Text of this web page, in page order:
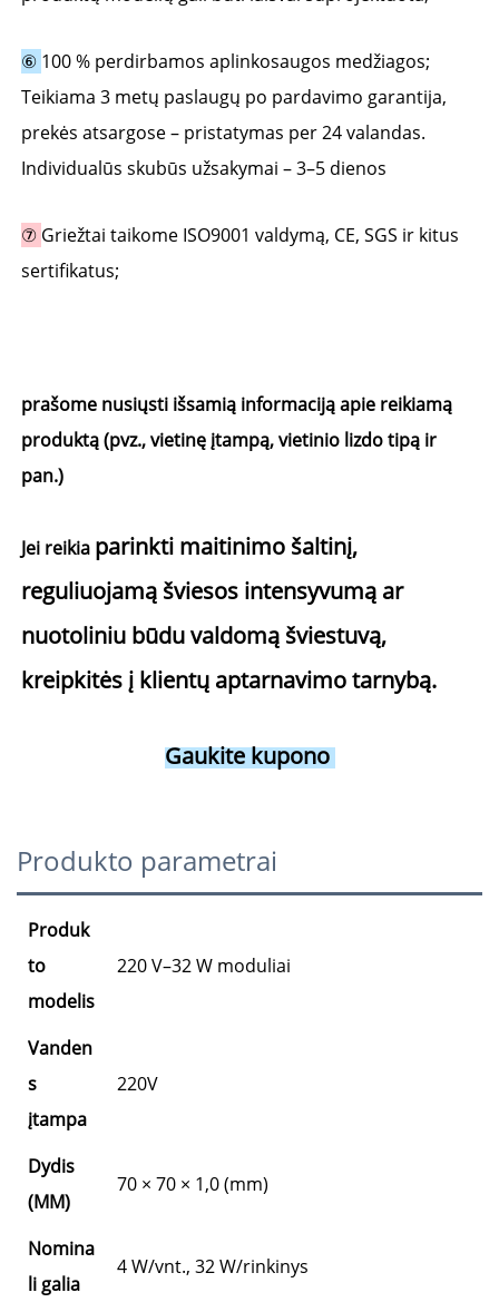
⑥ 100 % perdirbamos aplinkosaugos medžiagos;
Teikiama 3 metų paslaugų po pardavimo garantija,
prekės atsargose – pristatymas per 24 valandas.
Individualūs skubūs užsakymai – 3–5 dienos
⑦ Griežtai taikome ISO9001 valdymą, CE, SGS ir kitus
sertifikatus;
prašome nusiųsti išsamią informaciją apie reikiamą
produktą (pvz., vietinę įtampą, vietinio lizdo tipą ir
pan.)
Jei reikia parinkti maitinimo šaltinį,
reguliuojamą šviesos intensyvumą ar
nuotoliniu būdu valdomą šviestuvą,
kreipkitės į klientų aptarnavimo tarnybą.
Gaukite kupono
Produkto parametrai
Produk
to
modelis
220 V–32 W moduliai
Vanden
s
įtampa
220V
Dydis
(MM)
70 × 70 × 1,0 (mm)
Nomina
li galia
4 W/vnt., 32 W/rinkinys